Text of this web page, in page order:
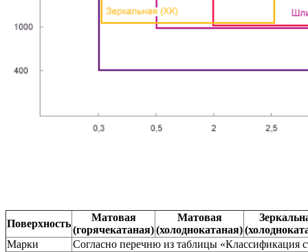
Поверхность
Матовая
(горячекатаная)
Матовая
(холоднокатаная)
Марки
Согласно перечню из таблицы «Классификация